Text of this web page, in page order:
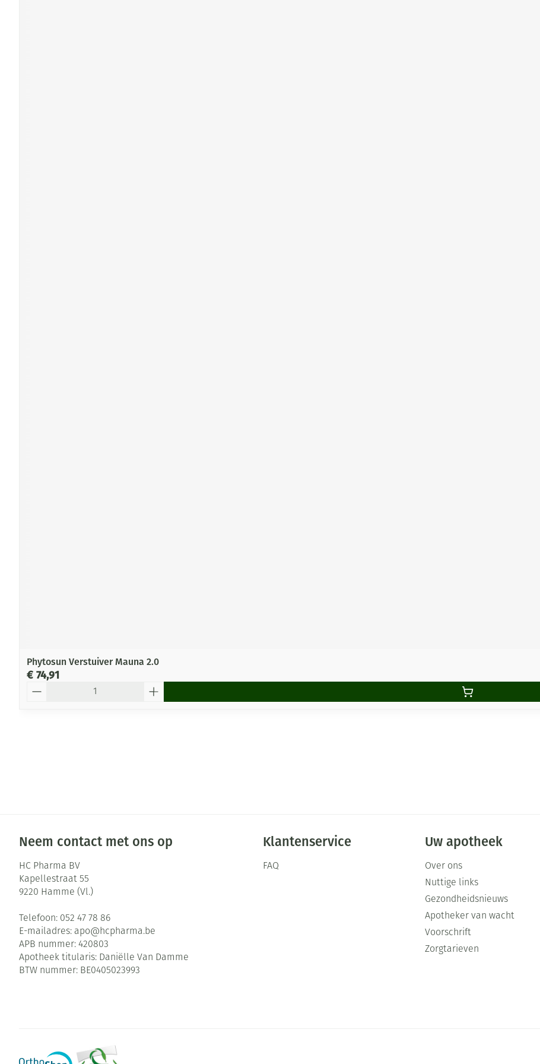
Phytosun Verstuiver Mauna 2.0
€ 74,91
Neem contact met ons op
HC Pharma BV
Kapellestraat 55
9220 Hamme (Vl.)
Telefoon: 052 47 78 86
E-mailadres: apo@hcpharma.be
APB nummer: 420803
Apotheek titularis: Daniëlle Van Damme
BTW nummer: BE0405023993
Klantenservice
FAQ
Uw apotheek
Over ons
Nuttige links
Gezondheidsnieuws
Apotheker van wacht
Voorschrift
Zorgtarieven